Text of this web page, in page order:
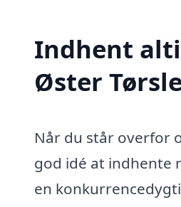
Indhent
Øster
Når du står overfor
god idé at indhente
en